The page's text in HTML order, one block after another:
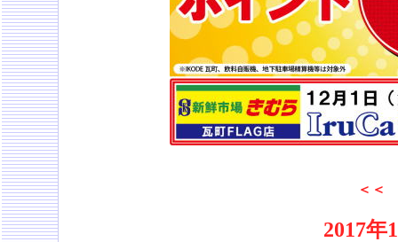
＜
2017年